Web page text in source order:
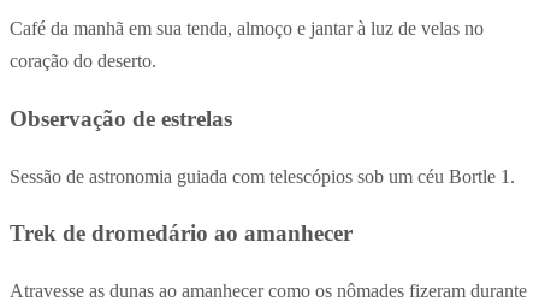
Café da manhã em sua tenda, almoço e jantar à luz de velas no
coração do deserto.
Observação de estrelas
Sessão de astronomia guiada com telescópios sob um céu Bortle 1.
Trek de dromedário ao amanhecer
Atravesse as dunas ao amanhecer como os nômades fizeram durante